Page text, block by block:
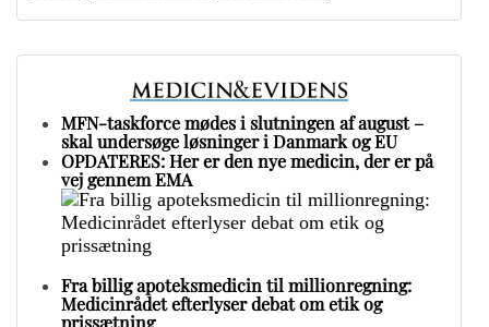
MFN-taskforce mødes i slutningen af august –
skal undersøge løsninger i Danmark og EU
OPDATERES: Her er den nye medicin, der er på
vej gennem EMA
Fra billig apoteksmedicin til millionregning:
Medicinrådet efterlyser debat om etik og
prissætning